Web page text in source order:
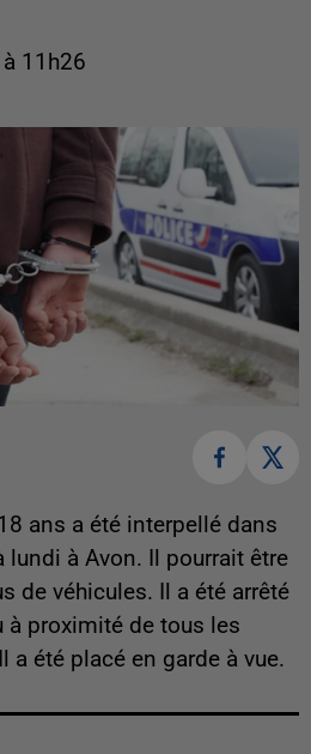
11h26
ans a été interpellé dans
lundi à Avon. Il pourrait être
de véhicules. Il a été arrêté
à proximité de tous les
a été placé en garde à vue.